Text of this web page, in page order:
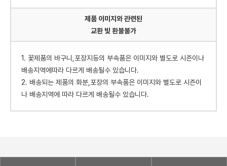
제품 이미지와 관련된
교환 빛 환불불가
1. 꽃제품의 바구니,포장지등의 부속품은 이미지와 별도로 시즌이나
배송지역에따라 다르게 배송될수 있습니다.
2. 배송되는 제품의 화분,포장의 부속품은 이미지와 별도로 시즌이
나 배송지역에 따라 다르게 배송될수 있습니다.